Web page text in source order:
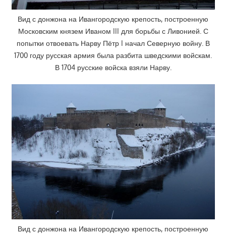
Вид с донжона на Ивангородскую крепость, построенную
Московским князем Иваном III для борьбы с Ливонией. С
попытки отвоевать Нарву Пётр I начал Северную войну. В
1700 году русская армия была разбита шведскими войскам.
В 1704 русские войска взяли Нарву.
Вид с донжона на Ивангородскую крепость, построенную